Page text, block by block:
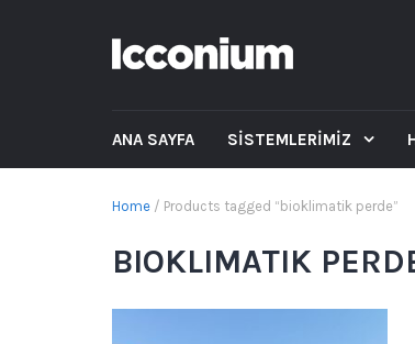
ANA SAYFA SİSTEMLERİMİZ
Home / Products tagged “bioklimatik perde”
BIOKLIMATIK